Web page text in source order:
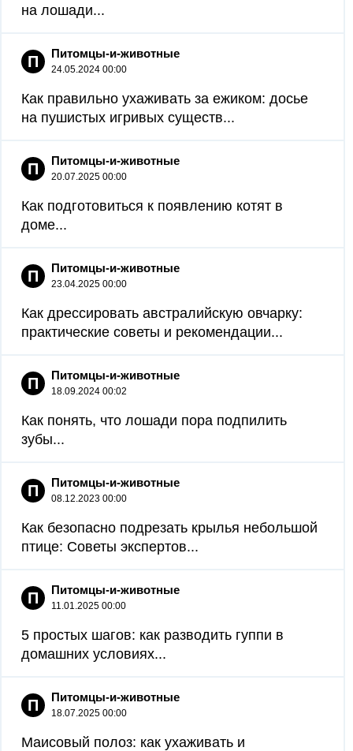
на лошади...
П Питомцы-и-животные
24.05.2024 00:00
Как правильно ухаживать за ежиком: досье
на пушистых игривых существ...
П Питомцы-и-животные
20.07.2025 00:00
Как подготовиться к появлению котят в
доме...
П Питомцы-и-животные
23.04.2025 00:00
Как дрессировать австралийскую овчарку:
практические советы и рекомендации...
П Питомцы-и-животные
18.09.2024 00:02
Как понять, что лошади пора подпилить
зубы...
П Питомцы-и-животные
08.12.2023 00:00
Как безопасно подрезать крылья небольшой
птице: Советы экспертов...
П Питомцы-и-животные
11.01.2025 00:00
5 простых шагов: как разводить гуппи в
домашних условиях...
П Питомцы-и-животные
18.07.2025 00:00
Маисовый полоз: как ухаживать и